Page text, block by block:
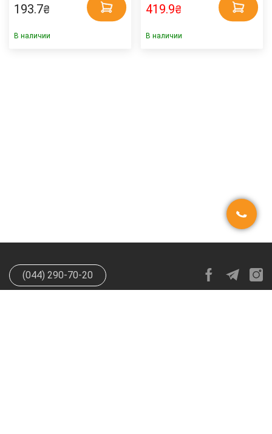
193.7₴
В наличии
419.9₴
В наличии
(044) 290-70-20